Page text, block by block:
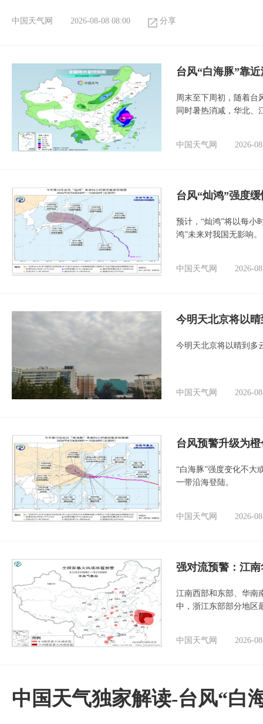
中国天气网 2026-08-08 08:00 分享
台风“白海豚”靠
周末至下周初，随着台
同时暑热消减，华北、
中国天气网 2026-
台风“灿鸿”强度
预计，“灿鸿”将以每小
鸿”未来对我国无影响。
中国天气网 2026-
今明天北京将以
今明天北京将以晴到多
中国天气网 2026-
台风预警升级为
“白海豚”强度变化不大
一带沿海登陆。
中国天气网 2026-
强对流预警：江
江南西部和东部、华南
中，浙江东部部分地区
中国天气网 2026-
中国天气独家解读-台风“白